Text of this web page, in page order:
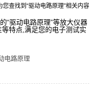
您查找到“驱动电路原理”相关内容
“驱动电路原理”等放大仪器
特点,满足您的电子测试实
电路原理